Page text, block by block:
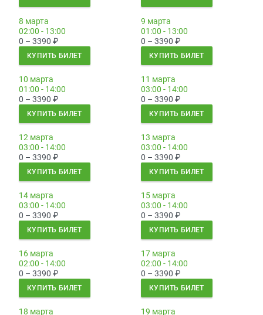
8 марта
02:00 - 13:00
0 – 3390 ₽
КУПИТЬ БИЛЕТ
9 марта
01:00 - 13:00
0 – 3390 ₽
КУПИТЬ БИЛЕТ
10 марта
01:00 - 14:00
0 – 3390 ₽
КУПИТЬ БИЛЕТ
11 марта
03:00 - 14:00
0 – 3390 ₽
КУПИТЬ БИЛЕТ
12 марта
03:00 - 14:00
0 – 3390 ₽
КУПИТЬ БИЛЕТ
13 марта
03:00 - 14:00
0 – 3390 ₽
КУПИТЬ БИЛЕТ
14 марта
03:00 - 14:00
0 – 3390 ₽
КУПИТЬ БИЛЕТ
15 марта
03:00 - 14:00
0 – 3390 ₽
КУПИТЬ БИЛЕТ
16 марта
02:00 - 14:00
0 – 3390 ₽
КУПИТЬ БИЛЕТ
17 марта
02:00 - 14:00
0 – 3390 ₽
КУПИТЬ БИЛЕТ
18 марта
19 марта